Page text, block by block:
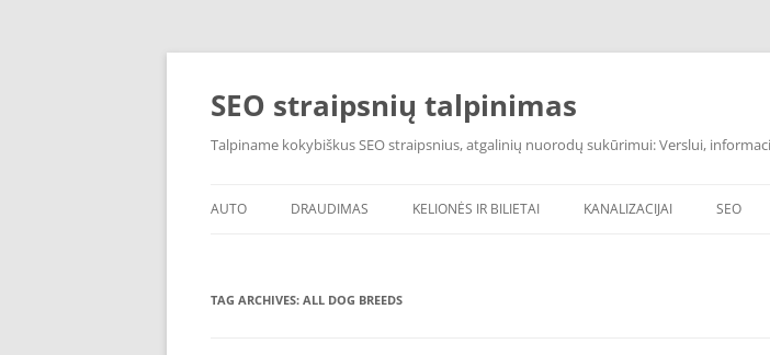
Skip
SEO straipsnių talpinimas
Talpiname kokybiškus SEO straipsnius, atgalinių nuorodų sukūrimui: Verslui,
AUTO DRAUDIMAS KELIONĖS IR BILIETAI KANALIZACIJAI SEO
TAG ARCHIVES: ALL DOG BREEDS